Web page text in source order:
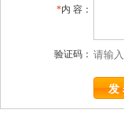
*内 容：
验证码：